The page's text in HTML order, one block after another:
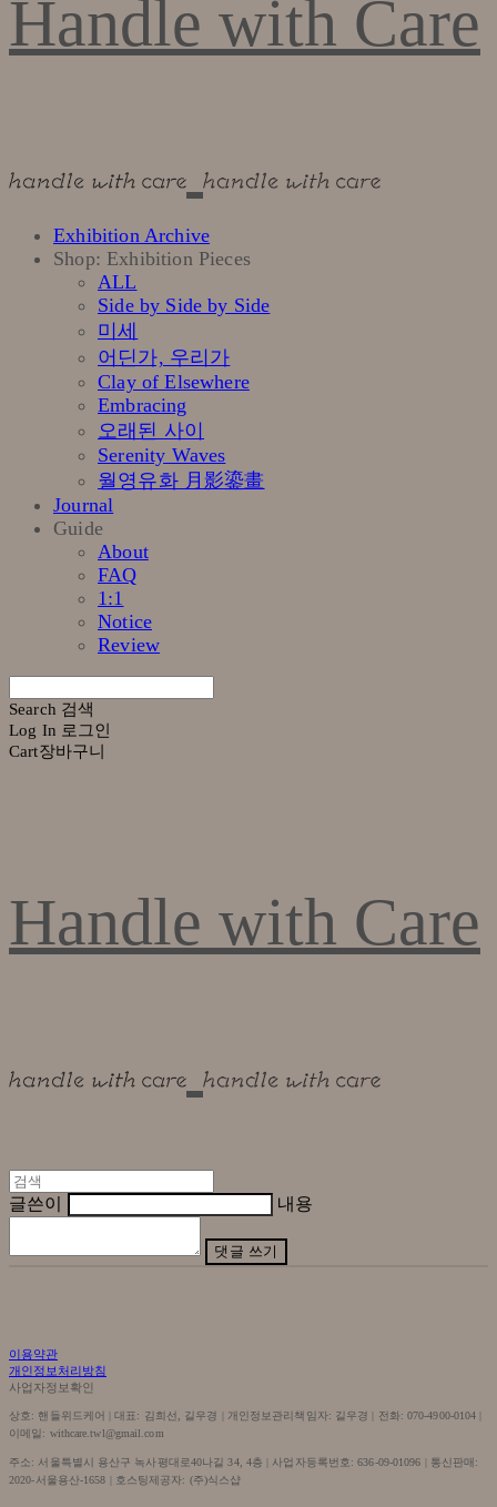
Handle with Care
Exhibition Archive
Shop: Exhibition Pieces
ALL
Side by Side by Side
미세
어딘가, 우리가
Clay of Elsewhere
Embracing
오래된 사이
Serenity Waves
월영유화 月影鎏畫
Journal
Guide
About
FAQ
1:1
Notice
Review
Search 검색
Log In 로그인
Cart장바구니
Handle with Care
글쓴이 내용
댓글 쓰기
이용약관
개인정보처리방침
사업자정보확인
상호: 핸들위드케어 | 대표: 김희선, 길우경 | 개인정보관리책임자: 길우경 | 전화: 070-4900-0104 |
이메일: withcare.twl@gmail.com
주소: 서울특별시 용산구 녹사평대로40나길 34, 4층 | 사업자등록번호:636-09-01096 | 통신판매:
2020-서울용산-1658 | 호스팅제공자: (주)식스샵